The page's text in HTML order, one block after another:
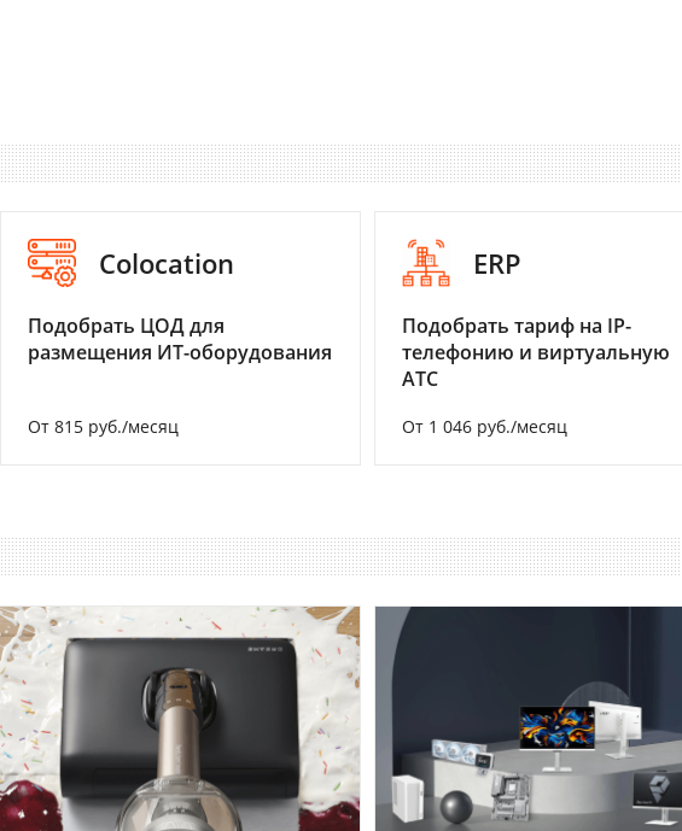
Colocation
Подобрать ЦОД для
размещения ИТ-оборудования
От 815 руб./месяц
ERP
Подобрать тариф на IP-
телефонию и виртуальную
АТС
От 1 046 руб./месяц